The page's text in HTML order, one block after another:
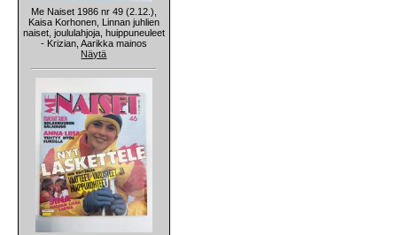
Me Naiset 1986 nr 49 (2.12.),
Kaisa Korhonen, Linnan juhlien
naiset, joululahjoja, huippuneuleet
- Krizian, Aarikka mainos
Näytä